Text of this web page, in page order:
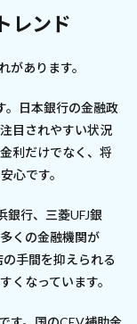
レンド
があります。
。日本銀行の金融政
目されやすい状況
利だけでなく、将
心です。
銀行、三菱UFJ銀
くの金融機関が
手間を抑えられる
くなっています。